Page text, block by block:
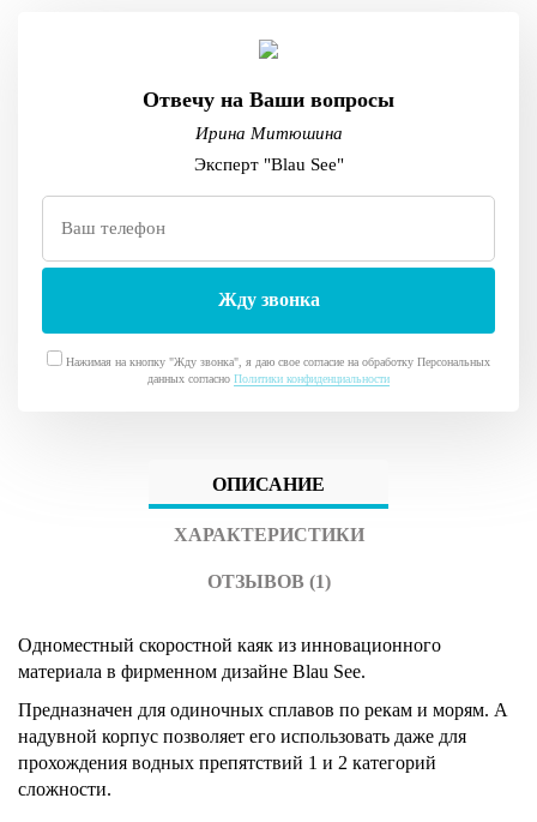
Отвечу на Ваши вопросы
Ирина Митюшина
Эксперт "Blau See"
Нажимая на кнопку "Жду звонка", я даю свое согласие на обработку Персональных
данных согласно Политики конфиденциальности
ОПИСАНИЕ
ХАРАКТЕРИСТИКИ
ОТЗЫВОВ (1)
Одноместный скоростной каяк из инновационного
материала в фирменном дизайне Blau See.
Предназначен для одиночных сплавов по рекам и морям. А
надувной корпус позволяет его использовать даже для
прохождения водных препятствий 1 и 2 категорий
сложности.